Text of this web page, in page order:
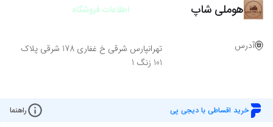
خرید اقساطی با دیجی پی راهنما
هوملی شاپ اطلاعات فروشگاه
آدرس
تهرانپارس شرقی خ غفاری 178 شرقی پلاک
101 زنگ 1